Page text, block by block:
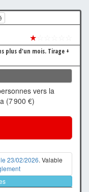
★
plus d'un mois. Tirage +
vers la
(7 900 €)
le 23/02/2026. Valable